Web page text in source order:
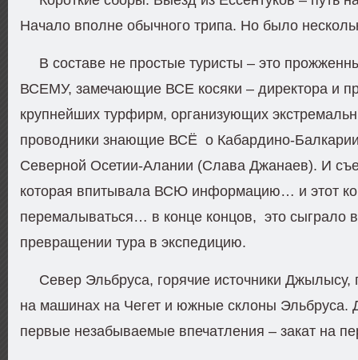
Начало вполне обычного трипа. Но было
В составе не простые туристы – это
ВСЕМУ, замечающие ВСЕ косяки – директора и
крупнейших турфирм, организующих
проводники знающие ВСЁ о Кабардино-
Северной Осетии-Алании (Слава Джанаев). И
которая впитывала ВСЮ информацию… и этот
перемалываться… в конце концов, это сыграло
превращении тура в экспедицию.
Север Эльбруса, горячие источники
на машинах на Чегет и южные склоны
первые незабываемые впечатления – закат на